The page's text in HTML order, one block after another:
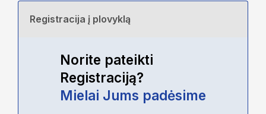
Registracija į plovyklą
Norite pateikti
Registraciją?
Mielai Jums padėsime